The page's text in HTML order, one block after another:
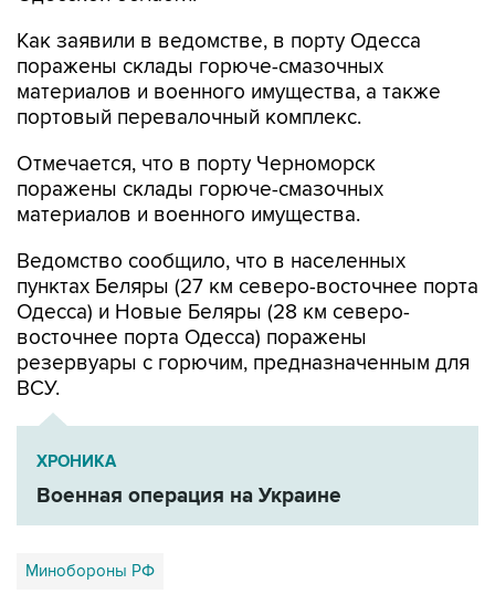
Как заявили в ведомстве, в порту Одесса
поражены склады горюче-смазочных
материалов и военного имущества, а также
портовый перевалочный комплекс.
Отмечается, что в порту Черноморск
поражены склады горюче-смазочных
материалов и военного имущества.
Ведомство сообщило, что в населенных
пунктах Беляры (27 км северо-восточнее порта
Одесса) и Новые Беляры (28 км северо-
восточнее порта Одесса) поражены
резервуары с горючим, предназначенным для
ВСУ.
ХРОНИКА
Военная операция на Украине
Минобороны РФ